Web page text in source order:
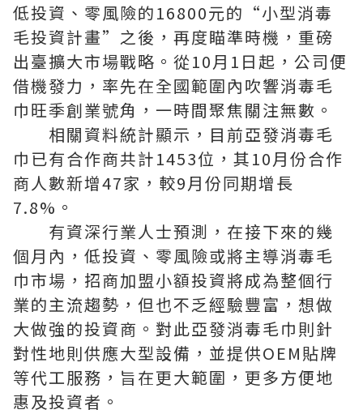
低投資、零風險的16800元的“小型消毒
毛投資計畫”之後，再度瞄準時機，重磅
出臺擴大市場戰略。從10月1日起，公司便
借機發力，率先在全國範圍內吹響消毒毛
巾旺季創業號角，一時間聚焦關注無數。
相關資料統計顯示，目前亞發消毒毛
巾已有合作商共計1453位，其10月份合作
商人數新增47家，較9月份同期增長
7.8%。
有資深行業人士預測，在接下來的幾
個月內，低投資、零風險或將主導消毒毛
巾市場，招商加盟小額投資將成為整個行
業的主流趨勢，但也不乏經驗豐富，想做
大做強的投資商。對此亞發消毒毛巾則針
對性地則供應大型設備，並提供OEM貼牌
等代工服務，旨在更大範圍，更多方便地
惠及投資者。